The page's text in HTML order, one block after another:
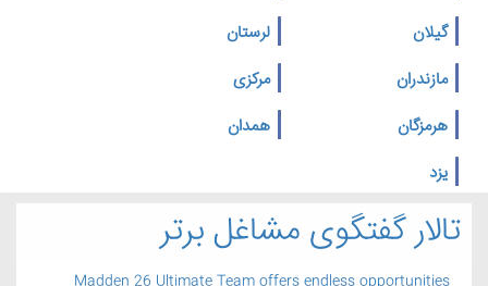
گیلان
لرستان
مازندران
مرکزی
هرمزگان
همدان
یزد
تالار گفتگوی مشاغل برتر
Madden 26 Ultimate Team offers endless opportunities